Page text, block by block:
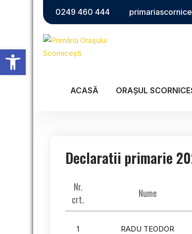
0249 460 444
ACASĂ ORAȘUL
Declaratii primarie
Nr.
crt.
Nume
1 RADU TEODOR
Deschide bara de unelte